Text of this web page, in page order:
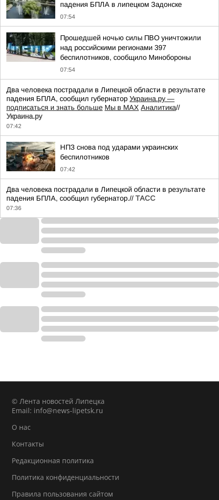
падения БПЛА в липецком Задонске
07:54
Прошедшей ночью силы ПВО уничтожили
над российскими регионами 397
беспилотников, сообщило Минобороны
07:54
Два человека пострадали в Липецкой области в результате
падения БПЛА, сообщил губернатор Украина.ру —
подписаться и знать больше Мы в MAX Аналитика//
Украина.ру
07:42
НПЗ снова под ударами украинских
беспилотников
07:42
Два человека пострадали в Липецкой области в результате
падения БПЛА, сообщил губернатор.// ТАСС
07:36
© Лента новостей Липецка
Email: info@news-lipetsk.ru
О нас
Контакты
Редакционная политика
Политика конфиденциальности
Правила пользования сайтом